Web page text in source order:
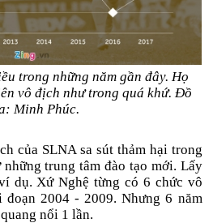
trong những năm gần đây. Họ
vô địch như trong quá khứ. Đồ
Minh Phúc.
của SLNA sa sút thảm hại trong
trung tâm đào tạo mới. Lấy
dụ. Xứ Nghệ từng có 6 chức vô
2004 - 2009. Nhưng 6 năm
nổi 1 lần.